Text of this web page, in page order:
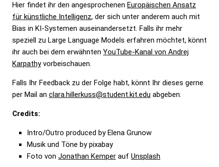
Hier findet ihr den angesprochenen Europäischen Ansatz
für künstliche Intelligenz, der sich unter anderem auch mit
Bias in KI-Systemen auseinandersetzt. Falls ihr mehr
speziell zu Large Language Models erfahren möchtet, könnt
ihr auch bei dem erwähnten YouTube-Kanal von Andrej
Karpathyvorbeischauen.
Falls Ihr Feedback zu der Folge habt, könnt Ihr dieses gerne
per Mail an clara.hillerkuss@student.kit.edu abgeben.
Credits:
Intro/Outro produced by Elena Grunow
Musik und Töne by pixabay
Foto von Jonathan Kemper auf Unsplash